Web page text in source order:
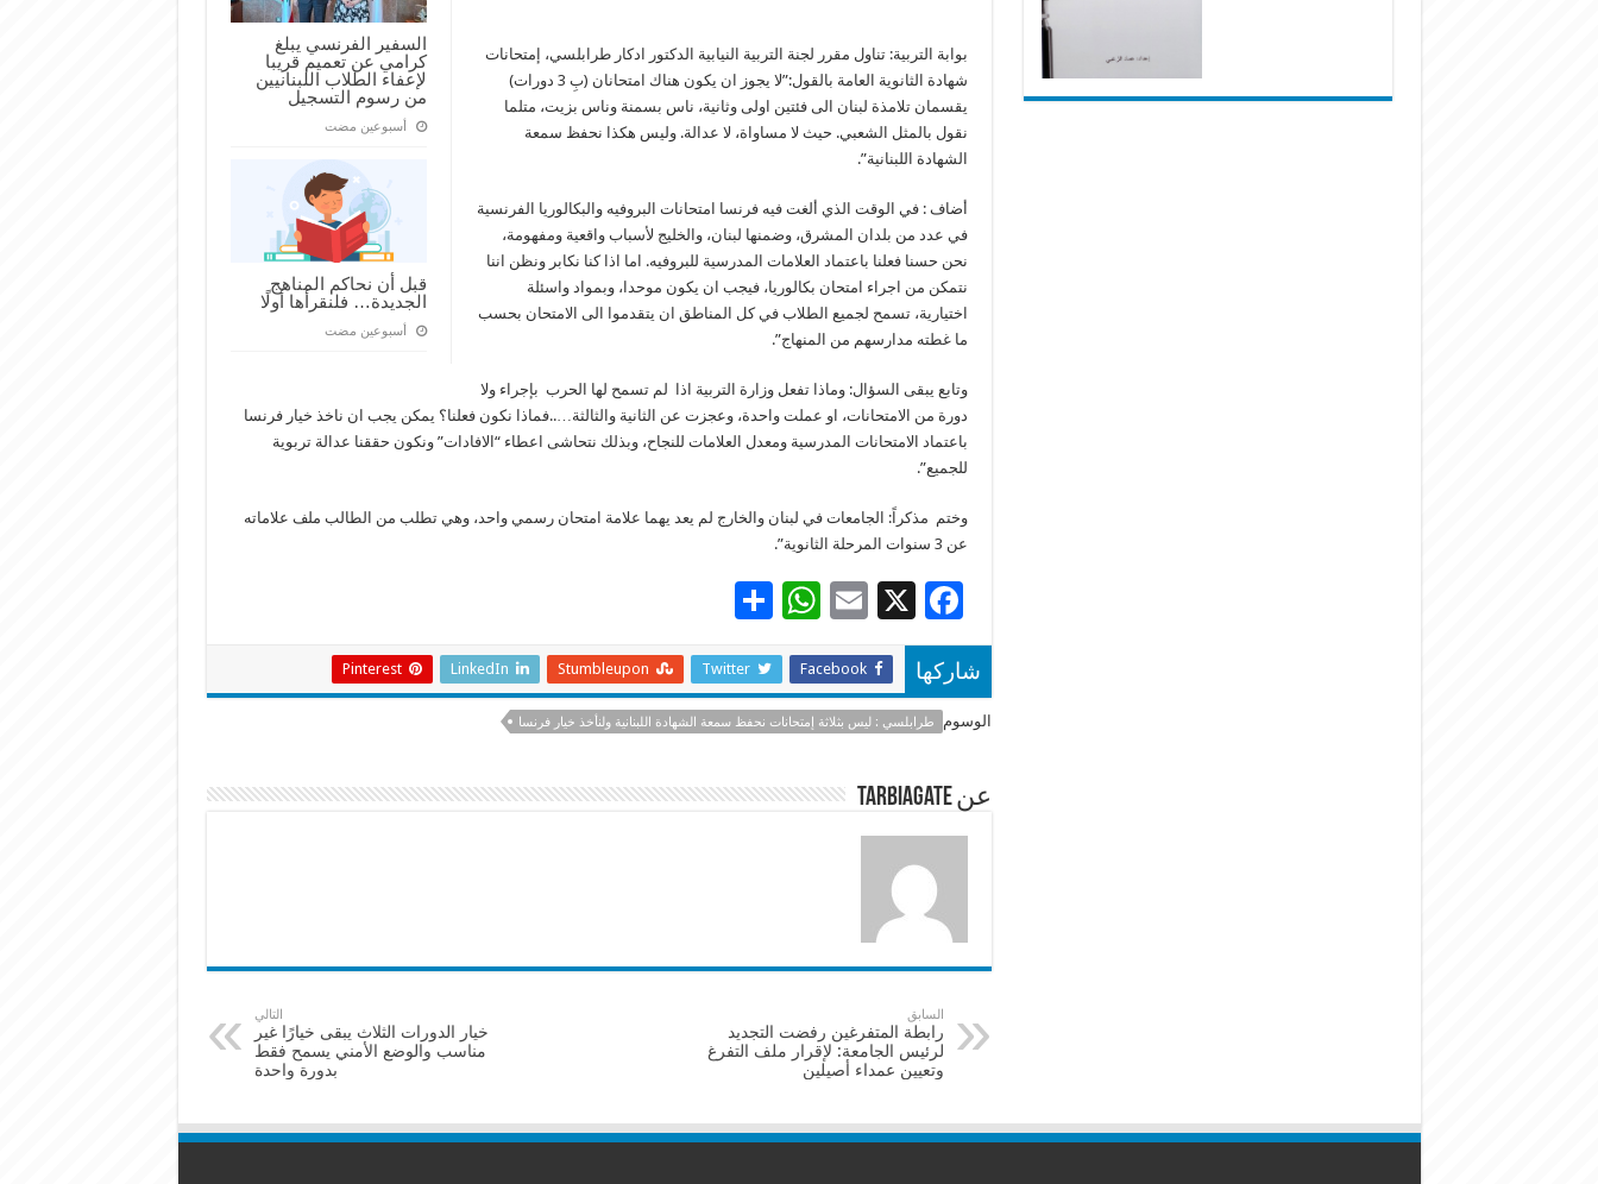
السفير الفرنسي يبلغ
كرامي عن تعميم قريبا
لإعفاء الطلاب اللبنانيين
من رسوم التسجيل
‏أسبوعين مضت
قبل أن نحاكم المناهج
الجديدة… فلنقرأها أولًا
‏أسبوعين مضت
بوابة التربية: تناول مقرر لجنة التربية النيابية الدكتور ادكار طرابلسي، إمتحانات
شهادة الثانوية العامة بالقول:”لا يجوز ان يكون هناك امتحانان (بِ 3 دورات)
يقسمان تلامذة لبنان الى فئتين اولى وثانية، ناس بسمنة وناس بزيت، متلما
نقول بالمثل الشعبي. حيث لا مساواة، لا عدالة. وليس هكذا نحفظ سمعة
الشهادة اللبنانية”.
أضاف : في الوقت الذي ألغت فيه فرنسا امتحانات البروفيه والبكالوريا الفرنسية
في عدد من بلدان المشرق، وضمنها لبنان، والخليج لأسباب واقعية ومفهومة،
نحن حسنا فعلنا باعتماد العلامات المدرسية للبروفيه. اما اذا كنا نكابر ونظن اننا
نتمكن من اجراء امتحان بكالوريا، فيجب ان يكون موحدا، وبمواد واسئلة
اختيارية، تسمح لجميع الطلاب في كل المناطق ان يتقدموا الى الامتحان بحسب
ما غطته مدارسهم من المنهاج”.
وتابع يبقى السؤال: وماذا تفعل وزارة التربية اذا لم تسمح لها الحرب بإجراء ولا
دورة من الامتحانات، او عملت واحدة، وعجزت عن الثانية والثالثة…..فماذا نكون فعلنا؟ يمكن يجب ان ناخذ خيار فرنسا
باعتماد الامتحانات المدرسية ومعدل العلامات للنجاح، وبذلك نتحاشى اعطاء “الافادات” ونكون حققنا عدالة تربوية
للجميع”.
وختم مذكراً: الجامعات في لبنان والخارج لم يعد يهما علامة امتحان رسمي واحد، وهي تطلب من الطالب ملف علاماته
عن 3 سنوات المرحلة الثانوية”.
F
ac
e
b
o
k
X
E
ai
l
W
at
sA
p
ar
e
شاركها Facebook
Twitter
Stumbleupon
LinkedIn
Pinterest
الوسوم طرابلسي : ليس بثلاثة إمتحانات نحفظ سمعة الشهادة اللبنانية ولنأخذ خيار فرنسا
عن tarbiagate
السابق
رابطة المتفرغين رفضت التجديد
لرئيس الجامعة: لإقرار ملف التفرغ
وتعيين عمداء أصيلين
التالي
خيار الدورات الثلاث يبقى خيارًا غير
مناسب والوضع الأمني يسمح فقط
بدورة واحدة